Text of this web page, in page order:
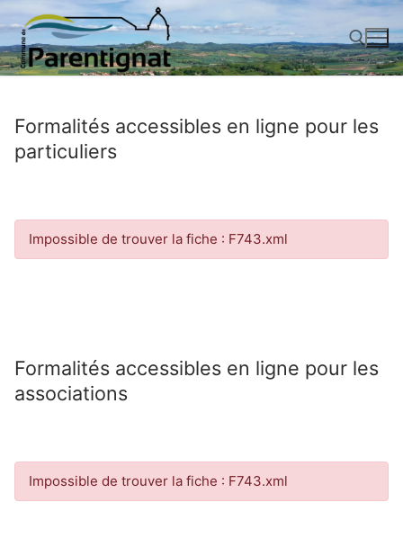
Aller
contenu
Formalités accessibles en ligne pour les
particuliers
Impossible de trouver la fiche : F743.xml
Formalités accessibles en ligne pour les
associations
Impossible de trouver la fiche : F743.xml